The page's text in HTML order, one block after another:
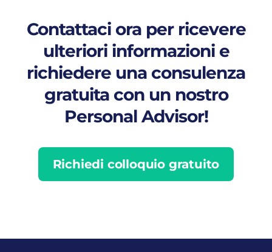
Contattaci ora per ricevere
ulteriori informazioni e
richiedere una consulenza
gratuita con un nostro
Personal Advisor!
Richiedi colloquio gratuito